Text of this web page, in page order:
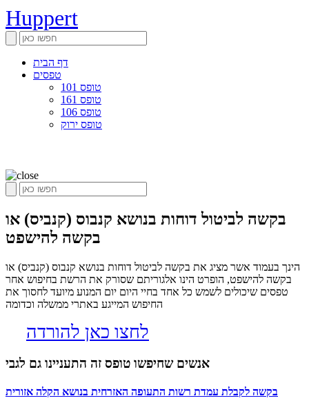
Huppert
דף הבית
טפסים
טופס 101
טופס 161
טופס 106
טופס ירוק
בקשה לביטול דוחות בנושא קנבוס (קנביס) או
בקשה להישפט
הינך בעמוד אשר מציג את בקשה לביטול דוחות בנושא קנבוס (קנביס) או
בקשה להישפט, הופרט הינו אלגוריתם שסורק את הרשת בחיפוש אחר
טפסים שיכולים לשמש כל אחד בחיי היום יום המנוע מיועד לחסוך את
החיפוש המייגע באתרי ממשלה וכדומה
לחצו כאן להורדה
אנשים שחיפשו טופס זה התעניינו גם לגבי
בקשה לקבלת עמדת רשות התעופה האזרחית בנושא הקלה אזורית